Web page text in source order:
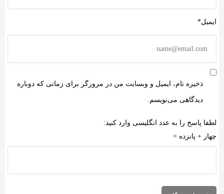
ایمیل*
ذخیره نام، ایمیل و وبسایت من در مرورگر برای زمانی که دوباره
دیدگاهی می‌نویسم.
لطفا پاسخ را به عدد انگلیسی وارد کنید:
چهار + پانزده =